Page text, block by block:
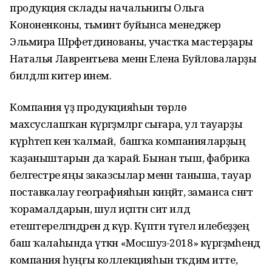
продукция склады начальнигы Ольга
Кононенконы, тәьминәт буйынса менеджер
Эльмира Шәрәфетдинованы, участка мастерҙары
Наталья Лаврентьева менән Елена Буйловаларҙы
билдәләп китер инем.
Компания үҙ продукцияһын төрлө
махсуслашҡан күргәҙмәләргә сығара, ул тауарҙы
күрһәтеп кенә ҡалмай, ә башҡа компанияларҙың
ҡаҙаныштарын да ҡарай. Бынан тыш, фабрика
белгестәре яңы заказсылар менән таныша, тауар
поставкалау географияһын киңәйтә, заманса сәнәғәт
ҡорамалдарын, шул иҫәптән сит илдә
етештерелгәндәрен дә күрә. Күптән түгел илебеҙҙең
баш ҡалаһында үткән «Мосшуз-2018» күргәҙмәһендә
компания һуңғы коллекцияһын тәҡдим итте,